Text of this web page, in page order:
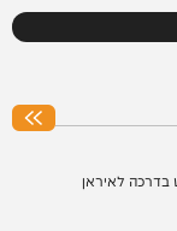
בדרכה לאיראן